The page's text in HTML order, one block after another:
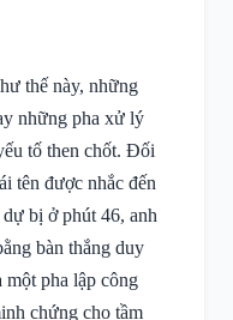
thế này, những
những pha xử lý
tố then chốt. Đối
tên được nhắc đến
bị ở phút 46, anh
bàn thắng duy
pha lập công
chứng cho tầm